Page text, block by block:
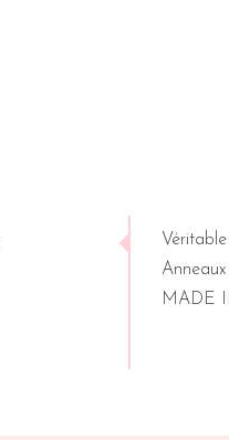
MADE